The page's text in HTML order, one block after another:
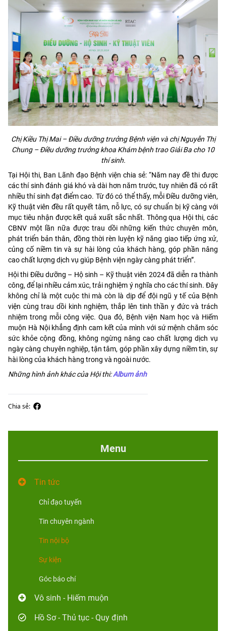
Chị Kiều Thị Mai – Điều dưỡng trưởng Bệnh viện và chị Nguyễn Thị
Chung – Điều dưỡng trưởng khoa Khám bệnh trao Giải Ba cho 10
thí sinh.
Tại Hội thi, Ban Lãnh đạo Bệnh viện chia sẻ: “Năm nay đề thi được
các thí sinh đánh giá khó và dài hơn năm trước, tuy nhiên đã có rất
nhiều thí sinh đạt điểm cao. Từ đó có thể thấy, mỗi Điều dưỡng viên,
Kỹ thuật viên đều rất quyết tâm, nỗ lực, có sự chuẩn bị kỹ càng với
mục tiêu nhận được kết quả xuất sắc nhất. Thông qua Hội thi, các
CBNV một lần nữa được trau dồi những kiến thức chuyên môn,
phát triển bản thân, đồng thời rèn luyện kỹ năng giao tiếp ứng xử,
củng cố niềm tin và sự hài lòng của khách hàng, góp phần nâng
cao chất lượng dịch vụ giúp Bệnh viện ngày càng phát triển”.
Hội thi Điều dưỡng – Hộ sinh – Kỹ thuật viên 2024 đã diễn ra thành
công, để lại nhiều cảm xúc, trải nghiệm ý nghĩa cho các thí sinh. Đây
không chỉ là một cuộc thi mà còn là dịp để đội ngũ y tế của Bệnh
viện cùng trau dồi kinh nghiệm, thắp lên tinh thần y đức và trách
nhiệm trong mỗi công việc. Qua đó, Bệnh viện Nam học và Hiếm
muộn Hà Nội khẳng định cam kết của mình với sứ mệnh chăm sóc
sức khỏe cộng đồng, không ngừng nâng cao chất lượng dịch vụ
ngày càng chuyên nghiệp, tận tâm, góp phần xây dựng niềm tin, sự
hài lòng của khách hàng trong và ngoài nước.
Những hình ảnh khác của Hội thi:Album ảnh
Chia sẻ:
Menu
Tin tức
Chỉ đạo tuyến
Tin chuyên ngành
Tin nội bộ
Sự kiện
Góc báo chí
Vô sinh - Hiếm muộn
Hồ Sơ - Thủ tục - Quy định